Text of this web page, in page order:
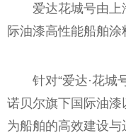
爱达花城号由上
际油漆高性能船舶涂
针对“爱达·花城
诺贝尔旗下国际油漆
为船舶的高效建设